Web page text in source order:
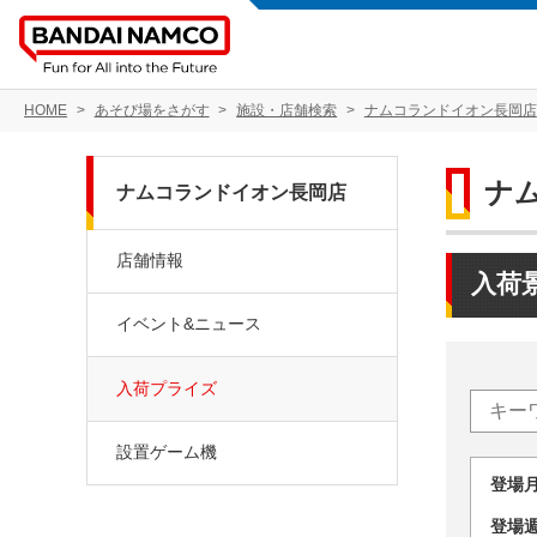
HOME あそび場をさがす 施設・店舗検索 ナムコランドイオン長岡店
ナ
入荷
登
登
ナムコランドイオン長岡店
店舗情報
イベント&ニュース
入荷プライズ
設置ゲーム機